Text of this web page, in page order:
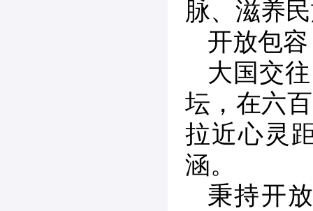
脉、滋养
开放包
大国交
坛，在六
拉近心灵
涵。
秉持开